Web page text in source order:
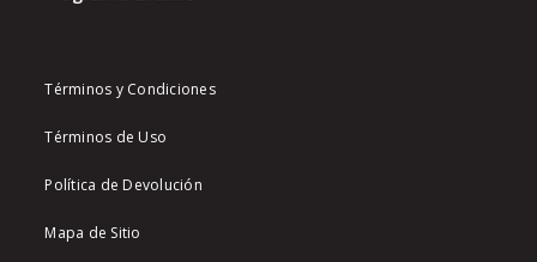
Términos y Condiciones
Términos de Uso
Política de Devolución
Mapa de Sitio